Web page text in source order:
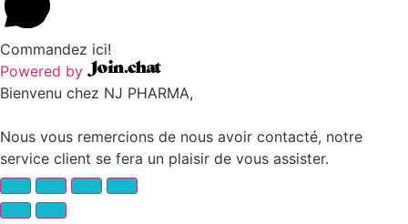
Commandez ici!
Powered by
Bienvenu chez NJ PHARMA,
Nous vous remercions de nous avoir contacté, notre
service client se fera un plaisir de vous assister.